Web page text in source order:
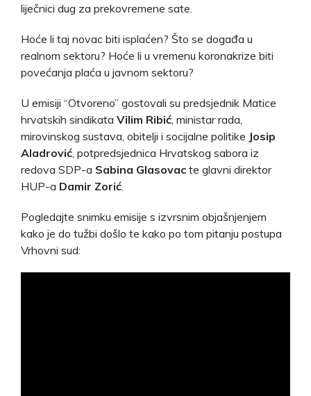
liječnici dug za prekovremene sate.
Hoće li taj novac biti isplaćen? Što se događa u
realnom sektoru? Hoće li u vremenu koronakrize biti
povećanja plaća u javnom sektoru?
U emisiji “Otvoreno” gostovali su predsjednik Matice
hrvatskih sindikata Vilim Ribić , ministar rada,
mirovinskog sustava, obitelji i socijalne politike Josip
Aladrović , potpredsjednica Hrvatskog sabora iz
redova SDP-a Sabina Glasovac te glavni direktor
HUP-a Damir Zorić
Pogledajte snimku emisije s izvrsnim objašnjenjem
kako je do tužbi došlo te kako po tom pitanju postupa
Vrhovni sud: